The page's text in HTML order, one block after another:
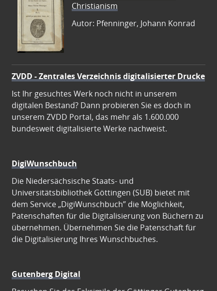
Christianism
Autor: Pfenninger, Johann Konrad
ZVDD - Zentrales Verzeichnis digitalisierter Drucke
Ist Ihr gesuchtes Werk noch nicht in unserem
digitalen Bestand? Dann probieren Sie es doch in
unserem ZVDD Portal, das mehr als 1.600.000
bundesweit digitalisierte Werke nachweist.
DigiWunschbuch
Die Niedersächsische Staats- und
Universitätsbibliothek Göttingen (SUB) bietet mit
dem Service „DigiWunschbuch” die Möglichkeit,
Patenschaften für die Digitalisierung von Büchern zu
übernehmen. Übernehmen Sie die Patenschaft für
die Digitalisierung Ihres Wunschbuches.
Gutenberg Digital